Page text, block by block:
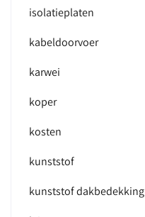
isolatieplaten
kabeldoorvoer
karwei
koper
kosten
kunststof
kunststof dakbedekking